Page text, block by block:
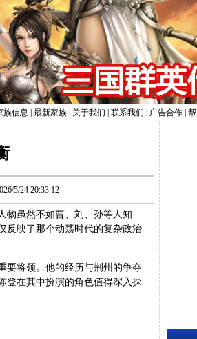
族信息 最新家族 关于我们 联系我们 广告合作
5/24 20:33:12
虽然不如曹、刘、孙等人知
反映了那个动荡时代的复杂政治
将领。他的经历与荆州的争夺
登在其中扮演的角色值得深入探